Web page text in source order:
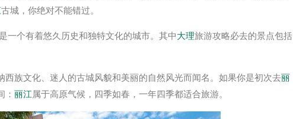
古城，你绝对不能错过。
一个有着悠久历史和独特文化的城市。其中大理旅游攻略必去的景点包括
西族文化、迷人的古城风貌和美丽的自然风光而闻名。如果你是初次去丽
： 丽江属于高原气候，四季如春，一年四季都适合旅游。